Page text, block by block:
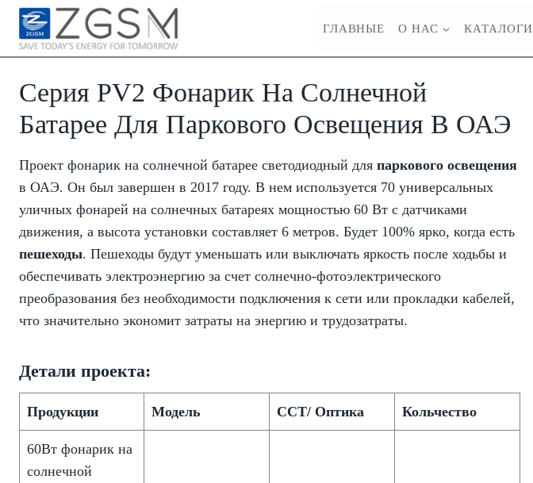
Skip
content
ГЛАВНЫЕ О НАС КАТАЛОГИ
Серия PV2 Фонарик На Солнечной
Батарее Для Паркового Освещения В ОАЭ
Проект фонарик на солнечной батарее светодиодный для паркового освещения
в ОАЭ. Он был завершен в 2017 году. В нем используется 70 универсальных
уличных фонарей на солнечных батареях мощностью 60 Вт с датчиками
движения, а высота установки составляет 6 метров. Будет 100% ярко, когда есть
пешеходы. Пешеходы будут уменьшать или выключать яркость после ходьбы и
обеспечивать электроэнергию за счет солнечно-фотоэлектрического
преобразования без необходимости подключения к сети или прокладки кабелей,
что значительно экономит затраты на энергию и трудозатраты.
Детали проекта:
Продукции Модель CCT/ Оптика Кольчество
60Вт фонарик на
солнечной